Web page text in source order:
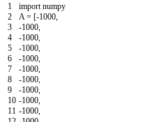
1
2
3
4
5
6
7
8
9
10
11
import numpy
A = [-1000
-1000
-1000
-1000
-1000
-1000
-1000
-1000
-1000
-1000